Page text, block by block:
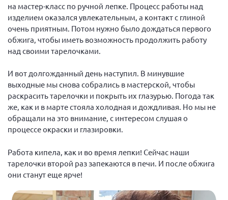
Отдел международных отношений
Вице-президент Черненко Д.Е.
Вице-президент Валюх М.В.
Вице-президент Цикорин И.В.
Вице-президент Груба Л.В.
Главный бухгалтер Жаворонкова Г.М.
Конференция ОООИБРС 2026
Экспертный совет ОООИБРС 2025
Конференция ОООИБРС 2024
на мастер-класс по ручной лепке. Процесс работы над
изделием оказался увлекательным, а контакт с глиной
очень приятным. Потом нужно было дождаться первого
обжига, чтобы иметь возможность продолжить работу
над своими тарелочками.
И вот долгожданный день наступил. В минувшие
выходные мы снова собрались в мастерской, чтобы
раскрасить тарелочки и покрыть их глазурью. Погода так
же, как и в марте стояла холодная и дождливая. Но мы не
обращали на это внимание, с интересом слушая о
процессе окраски и глазировки.
Работа кипела, как и во время лепки! Сейчас наши
тарелочки второй раз запекаются в печи. И после обжига
они станут еще ярче!